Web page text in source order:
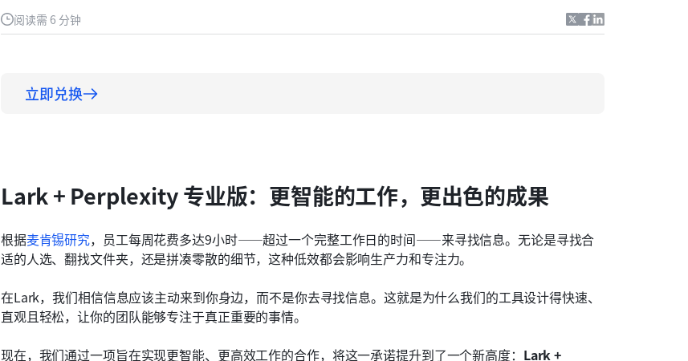
阅读需 6 分钟
立即兑换
Lark + Perplexity 专业版：更智能的工作，更出色的成果
根据麦肯锡研究，员工每周花费多达9小时——超过一个完整工作日的时间——来寻找信息。无论是寻找合
适的人选、翻找文件夹，还是拼凑零散的细节，这种低效都会影响生产力和专注力。
在Lark，我们相信信息应该主动来到你身边，而不是你去寻找信息。这就是为什么我们的工具设计得快速、
直观且轻松，让你的团队能够专注于真正重要的事情。
现在，我们通过一项旨在实现更智能、更高效工作的合作，将这一承诺提升到了一个新高度： Lark +